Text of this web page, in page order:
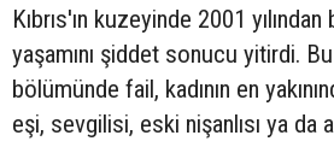
Kıbrıs'ın kuzeyinde 2001
yaşamını şiddet sonucu yitirdi.
bölümünde fail, kadının en
eşi, sevgilisi, eski nişanlısı ya da